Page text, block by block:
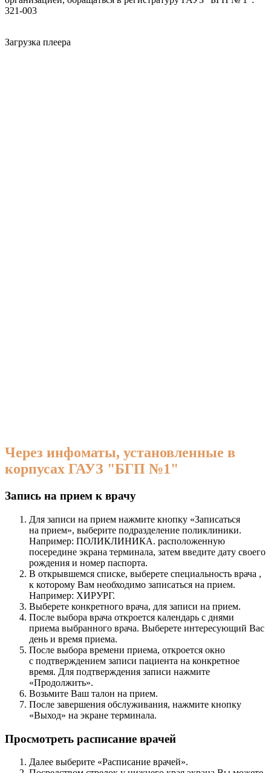
321-003
Загрузка плеера
Через инфоматы, установленные в
корпусах ГАУЗ "БГП №1"
Запись на прием к врачу
Для записи на прием нажмите кнопку «Записаться
на прием», выберите подразделение поликлиники.
Например: ПОЛИКЛИНИКА. расположенную
посередине экрана терминала, затем введите дату своего
рождения и номер паспорта.
В открывшемся списке, выберете специальность врача ,
к которому Вам необходимо записаться на прием.
Например: ХИРУРГ.
Выберете конкретного врача, для записи на прием.
После выбора врача откроется календарь с днями
приема выбранного врача. Выберете интересующий Вас
день и время приема.
После выбора времени приема, откроется окно
с подтверждением записи пациента на конкретное
время. Для подтверждения записи нажмите
«Продолжить».
Возьмите Ваш талон на прием.
После завершения обслуживания, нажмите кнопку
«Выход» на экране терминала.
Просмотреть расписание врачей
Далее выберите «Расписание врачей».